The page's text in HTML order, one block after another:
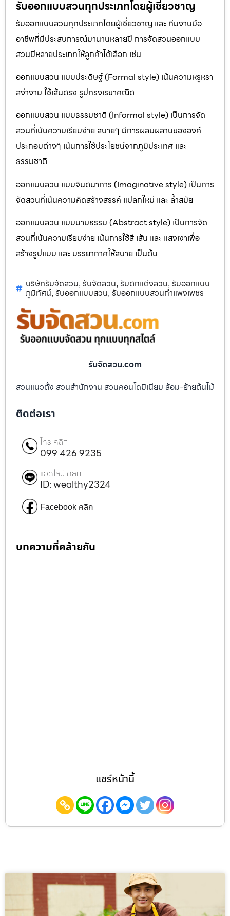
รับออกแบบสวนทุกประเภทโดยผู้เชี่ยวชาญ
รับออกแบบสวนทุกประเภทโดยผู้เชี่ยวชาญ และ ทีมงานมือ
อาชีพที่มีประสบการณ์มานานหลายปี การจัดสวนออกแบบ
สวนมีหลายประเภทให้ลูกค้าได้เลือก เช่น
ออกแบบสวน แบบประดิษฐ์ (Formal style) เน้นความหรูหรา
สง่างาม ใช้เส้นตรง รูปทรงเรขาคณิต
ออกแบบสวน แบบธรรมชาติ (Informal style) เป็นการจัด
สวนที่เน้นความเรียบง่าย สบายๆ มีการผสมผสานขององค์
ประกอบต่างๆ เน้นการใช้ประโยชน์จากภูมิประเทศ และ
ธรรมชาติ
ออกแบบสวน แบบจินตนาการ (Imaginative style) เป็นการ
จัดสวนที่เน้นความคิดสร้างสรรค์ แปลกใหม่ และ ล้ำสมัย
ออกแบบสวน แบบนามธรรม (Abstract style) เป็นการจัด
สวนที่เน้นความเรียบง่าย เน้นการใช้สี เส้น และ แสงเงาเพื่อ
สร้างรูปแบบ และ บรรยากาศให้สบาย เป็นต้น
บริษัทรับจัดสวน, รับจัดสวน, รับตกแต่งสวน, รับออกแบบ
ภูมิทัศน์, รับออกแบบสวน, รับออกแบบสวนกำแพงเพชร
รับจัดสวน.com
สวนแนวตั้ง สวนสำนักงาน สวนคอนโดมิเนียม ล้อม-ย้ายต้นไม้
ติดต่อเรา
โทร คลิก
099 426 9235
แอดไลน์ คลิก
ID: wealthy2324
Facebook คลิก
บทความที่คล้ายกัน
แชร์หน้านี้